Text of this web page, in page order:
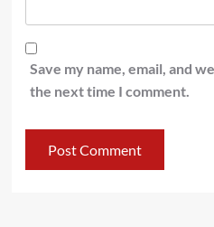
Save my name, email, and
the next time I comment.